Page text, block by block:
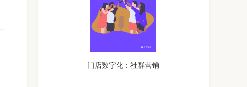
门店数字化：社群营销